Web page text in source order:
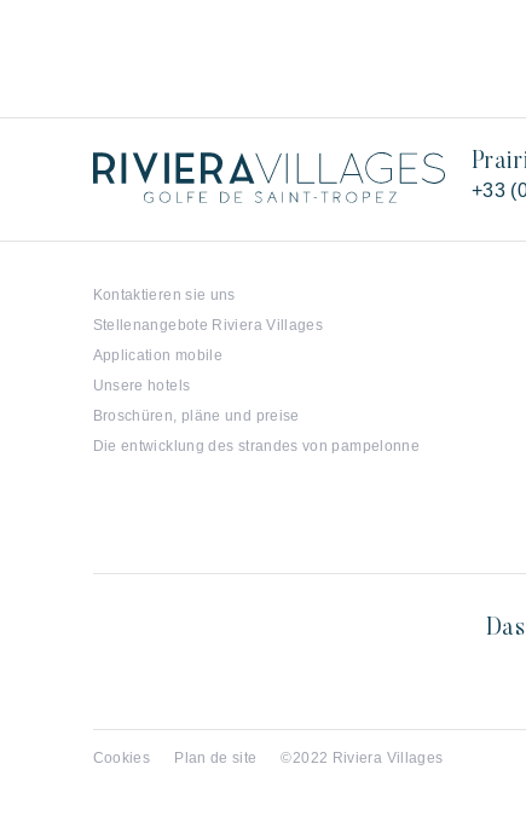
+33
Kontaktieren sie uns
Stellenangebote Riviera Villages
Application mobile
Unsere hotels
Broschüren, pläne und preise
Die entwicklung des strandes von pampelonne
Cookies Plan de site ©2022 Riviera Villages